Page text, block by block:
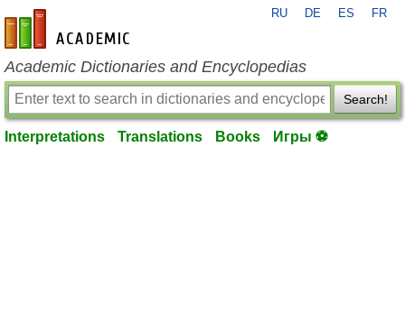
en-academic.com
RU DE ES FR
Academic Dictionaries and Encyclopedias
Search!
Interpretations Translations Books Игры ⚽